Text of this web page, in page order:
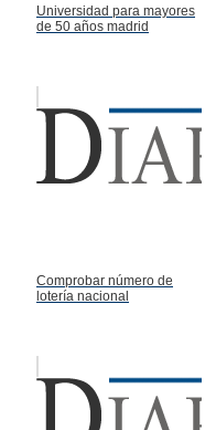
Universidad para mayores
de 50 años madrid
Comprobar número de
lotería nacional